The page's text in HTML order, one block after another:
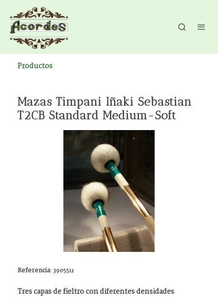
Productos
Mazas Timpani Iñaki Sebastian
T2CB Standard Medium-Soft
Referencia: 3905511
Tres capas de fieltro con diferentes densidades